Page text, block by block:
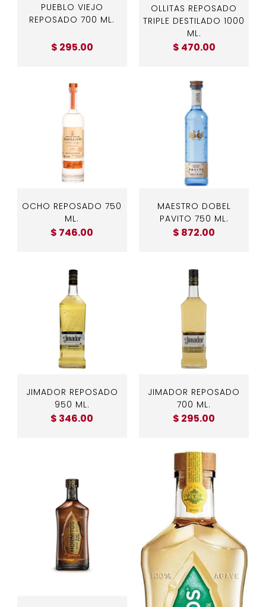
PUEBLO VIEJO
REPOSADO 700 ML.
$ 295.00
OLLITAS REPOSADO
TRIPLE DESTILADO 1000
ML.
$ 470.00
OCHO REPOSADO 750
ML.
$ 746.00
MAESTRO DOBEL
PAVITO 750 ML.
$ 872.00
JIMADOR REPOSADO
950 ML.
$ 346.00
JIMADOR REPOSADO
700 ML.
$ 295.00